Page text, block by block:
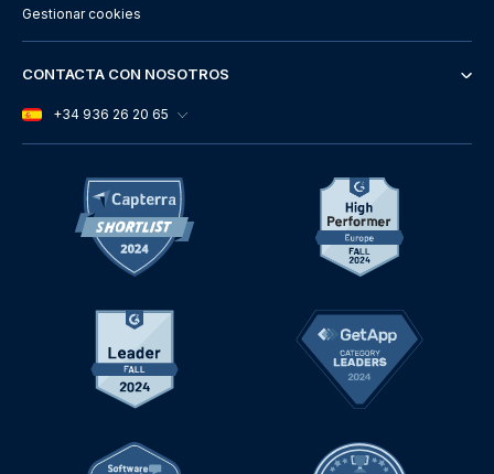
Gestionar cookies
CONTACTA CON NOSOTROS
+34 936 26 20 65